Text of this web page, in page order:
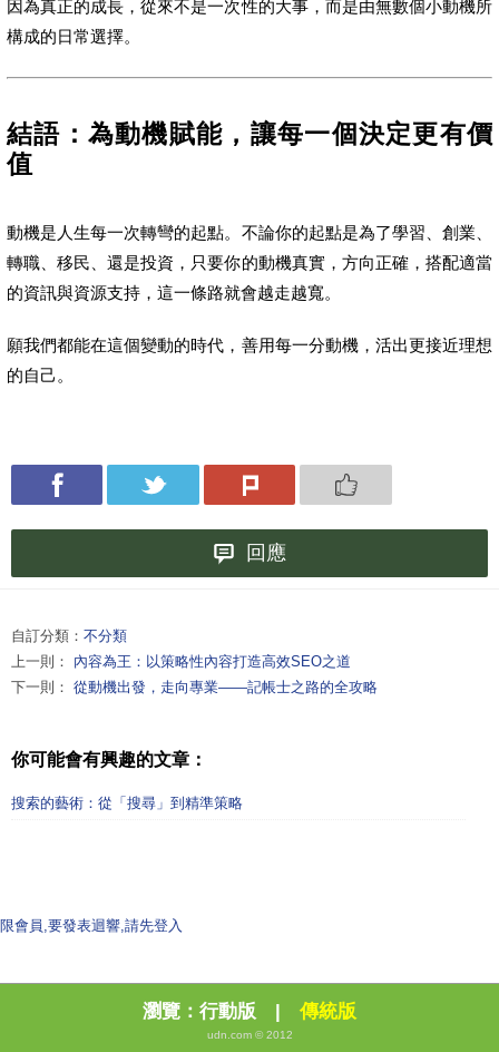
因為真正的成長，從來不是一次性的大事，而是由無數個小動機所
構成的日常選擇。
結語：為動機賦能，讓每一個決定更有價
值
動機是人生每一次轉彎的起點。不論你的起點是為了學習、創業、
轉職、移民、還是投資，只要你的動機真實，方向正確，搭配適當
的資訊與資源支持，這一條路就會越走越寬。
願我們都能在這個變動的時代，善用每一分動機，活出更接近理想
的自己。
回應
自訂分類： 不分類
上一則： 內容為王：以策略性內容打造高效SEO之道
下一則： 從動機出發，走向專業——記帳士之路的全攻略
你可能會有興趣的文章：
搜索的藝術：從「搜尋」到精準策略
限會員,要發表迴響,請先登入
瀏覽： 行動版 | 傳統版
udn.com © 2012